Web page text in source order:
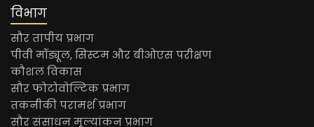
विभाग
सौर तापीय प्रभाग
पीवी मॉड्यूल, सिस्टम और बीओएस परीक्षण
कौशल विकास
सौर फोटोवोल्टिक प्रभाग
तकनीकी परामर्श प्रभाग
सौर संसाधन मूल्यांकन प्रभाग